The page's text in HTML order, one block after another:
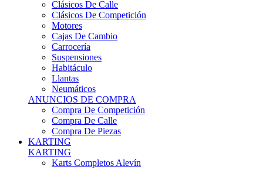
Clásicos De Calle
Clásicos De Competición
Motores
Cajas De Cambio
Carrocería
Suspensiones
Habitáculo
Llantas
Neumáticos
ANUNCIOS DE COMPRA
Compra De Competición
Compra De Calle
Compra De Piezas
KARTING
KARTING
Karts Completos Alevín